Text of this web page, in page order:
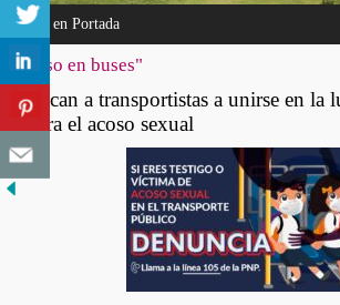
Cusco en Portada
"acoso en buses"
Invocan a transportistas a unirse en la
contra el acoso sexual